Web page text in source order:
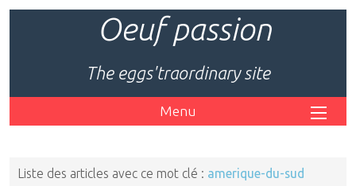
Oeuf passion
The eggs'traordinary site
Menu
Liste des articles avec ce mot clé : amerique-du-sud